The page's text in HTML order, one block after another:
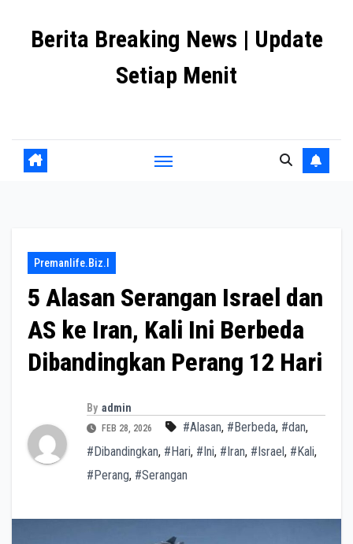
Berita Breaking News | Update
Setiap Menit
Premanlife.biz.i
5 Alasan Serangan Israel dan
AS ke Iran, Kali Ini Berbeda
Dibandingkan Perang 12 Hari
By admin
FEB 28, 2026 #Alasan, #Berbeda, #dan,
#Dibandingkan, #Hari, #Ini, #Iran, #Israel, #Kali,
#Perang, #Serangan